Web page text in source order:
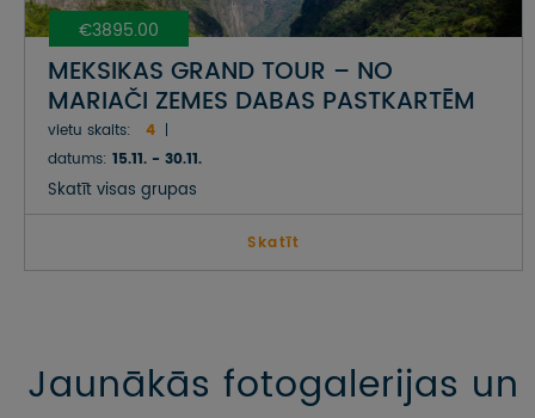
€3895.00
MEKSIKAS GRAND TOUR – NO
MARIAČI ZEMES DABAS PASTKARTĒM
LĪDZ CENTRĀLAMERIKAS DIŽĀKAJĀM
CIVILIZĀCIJĀM
vietu skaits:
4
datums: 15.11. - 30.11.
Skatīt visas grupas
Skatīt
Jaunākās fotogalerijas un